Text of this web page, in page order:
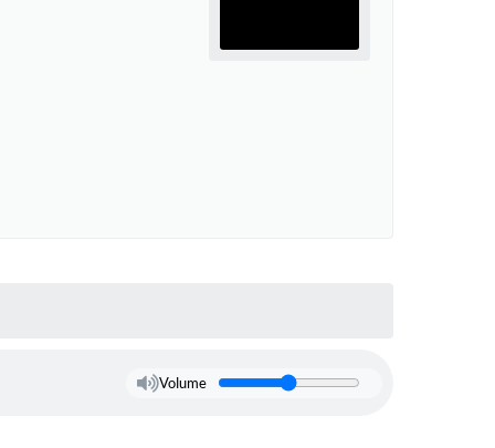
Volume